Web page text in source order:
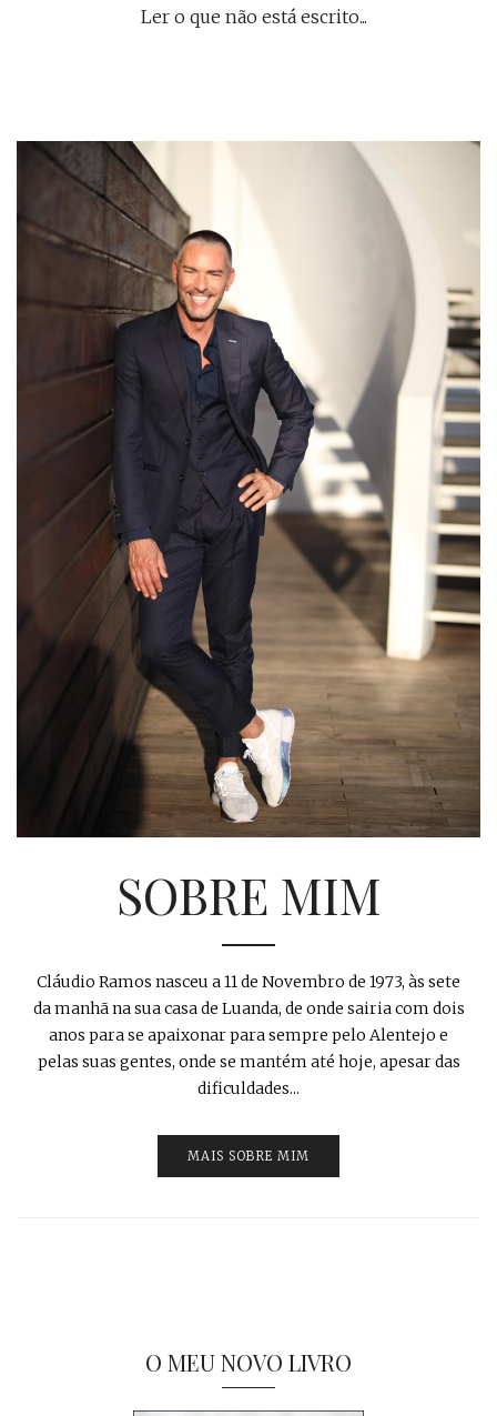
Ler o que não está escrito...
SOBRE MIM
Cláudio Ramos nasceu a 11 de Novembro de 1973, às sete
da manhã na sua casa de Luanda, de onde sairia com dois
anos para se apaixonar para sempre pelo Alentejo e
pelas suas gentes, onde se mantém até hoje, apesar das
dificuldades...
MAIS SOBRE MIM
O MEU NOVO LIVRO